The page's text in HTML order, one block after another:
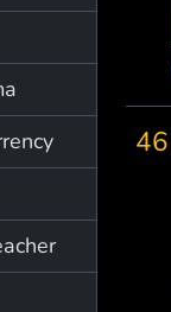
46